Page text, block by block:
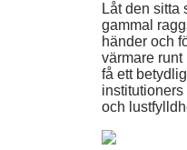
Låt den sitta
gammal
händer och
värmare
få ett
och